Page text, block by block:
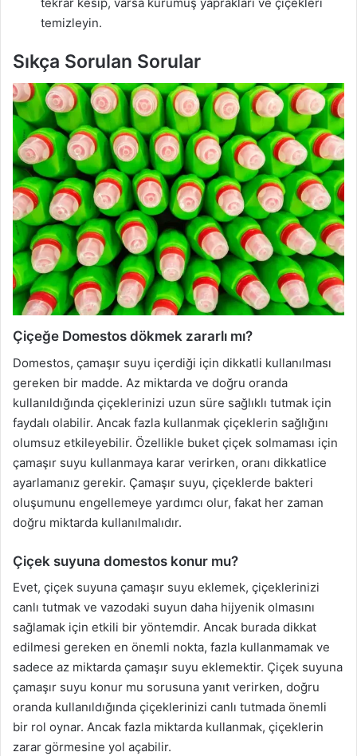
temizleyin.
Sıkça Sorulan Sorular
Çiçeğe Domestos dökmek zararlı mı?
Domestos, çamaşır suyu içerdiği için dikkatli kullanılması
gereken bir madde. Az miktarda ve doğru oranda
kullanıldığında çiçeklerinizi uzun süre sağlıklı tutmak için
faydalı olabilir. Ancak fazla kullanmak çiçeklerin sağlığını
olumsuz etkileyebilir. Özellikle buket çiçek solmaması için
çamaşır suyu kullanmaya karar verirken, oranı dikkatlice
ayarlamanız gerekir. Çamaşır suyu, çiçeklerde bakteri
oluşumunu engellemeye yardımcı olur, fakat her zaman
doğru miktarda kullanılmalıdır.
Çiçek suyuna domestos konur mu?
Evet, çiçek suyuna çamaşır suyu eklemek, çiçeklerinizi
canlı tutmak ve vazodaki suyun daha hijyenik olmasını
sağlamak için etkili bir yöntemdir. Ancak burada dikkat
edilmesi gereken en önemli nokta, fazla kullanmamak ve
sadece az miktarda çamaşır suyu eklemektir. Çiçek suyuna
çamaşır suyu konur mu sorusuna yanıt verirken, doğru
oranda kullanıldığında çiçeklerinizi canlı tutmada önemli
bir rol oynar. Ancak fazla miktarda kullanmak, çiçeklerin
zarar görmesine yol açabilir.